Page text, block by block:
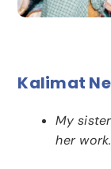
Kalimat
My
her work.